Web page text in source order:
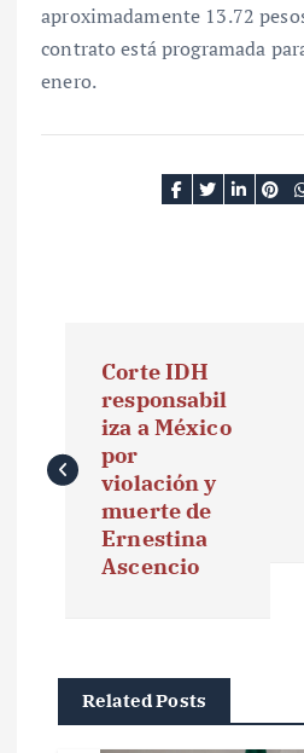
aproximadamente 13.72
contrato está programada
enero.
v
e
ó
Corte IDH
responsabil
iza a México
por
violación y
muerte de
Ernestina
Ascencio
Related Posts